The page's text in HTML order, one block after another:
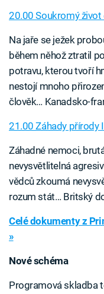
20.00 Soukromý život
Na jaře se ježek
během něhož ztratil
potravu, kterou tvoří
nestojí mnoho
člověk… Kanadsko-
21.00 Záhady přírody
Záhadné nemoci,
nevysvětlitelná
vědců zkoumá
rozum stát… Britský
Celé dokumenty z
»
Nové schéma
Programová skladba